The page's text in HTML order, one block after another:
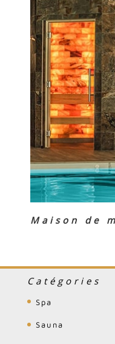
Maison de
Catégories
Spa
Sauna